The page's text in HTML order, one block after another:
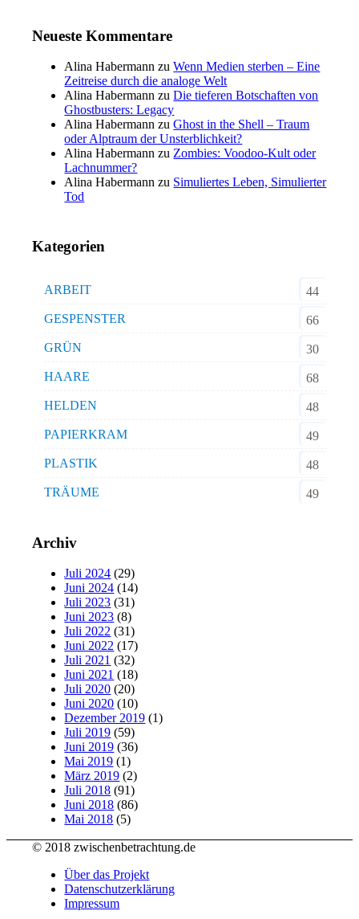
Neueste Kommentare
Alina Habermann zuWenn Medien sterben – Eine
Zeitreise durch die analoge Welt
Alina Habermann zuDie tieferen Botschaften von
Ghostbusters: Legacy
Alina Habermann zuGhost in the Shell – Traum
oder Alptraum der Unsterblichkeit?
Alina Habermann zuZombies: Voodoo-Kult oder
Lachnummer?
Alina Habermann zu Simuliertes Leben, Simulierter
Tod
Kategorien
ARBEIT
44
GESPENSTER
66
GRÜN
30
HAARE
68
HELDEN
48
PAPIERKRAM
49
PLASTIK
48
TRÄUME
49
Archiv
Juli 2024 (29)
Juni 2024 (14)
Juli 2023 (31)
Juni 2023 (8)
Juli 2022 (31)
Juni 2022 (17)
Juli 2021 (32)
Juni 2021 (18)
Juli 2020 (20)
Juni 2020 (10)
Dezember 2019 (1)
Juli 2019 (59)
Juni 2019 (36)
Mai 2019 (1)
März 2019 (2)
Juli 2018 (91)
Juni 2018 (86)
Mai 2018 (5)
© 2018 zwischenbetrachtung.de
Über das Projekt
Datenschutzerklärung
Impressum